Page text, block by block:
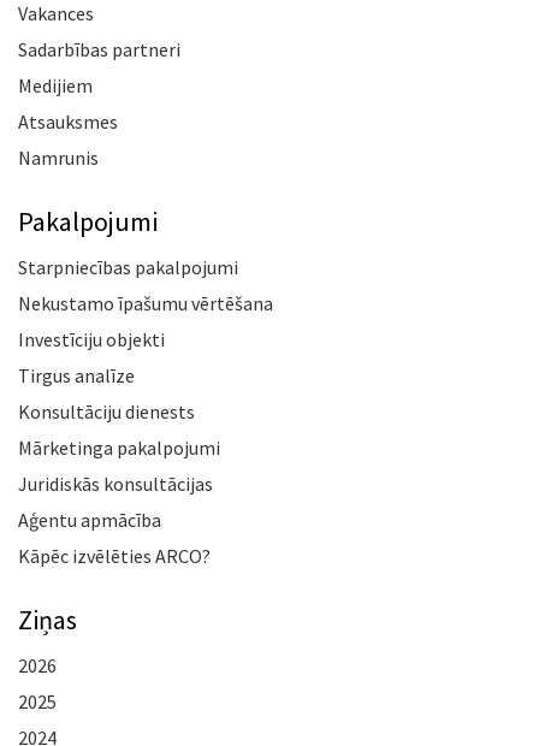
Vakances
Sadarbības partneri
Medijiem
Atsauksmes
Namrunis
Pakalpojumi
Starpniecības pakalpojumi
Nekustamo īpašumu vērtēšana
Investīciju objekti
Tirgus analīze
Konsultāciju dienests
Mārketinga pakalpojumi
Juridiskās konsultācijas
Aģentu apmācība
Kāpēc izvēlēties ARCO?
Ziņas
2026
2025
2024